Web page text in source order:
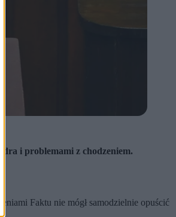
i problemami z chodzeniem.
Faktu nie mógł samodzielnie opuścić